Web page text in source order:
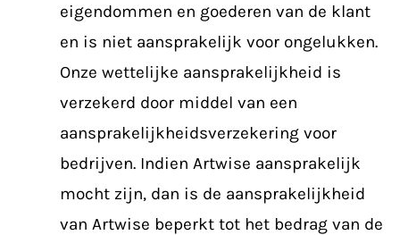
eigendommen en goederen van de klant
en is niet aansprakelijk voor ongelukken.
Onze wettelijke aansprakelijkheid is
verzekerd door middel van een
aansprakelijkheidsverzekering voor
bedrijven. Indien Artwise aansprakelijk
mocht zijn, dan is de aansprakelijkheid
van Artwise beperkt tot het bedrag van de